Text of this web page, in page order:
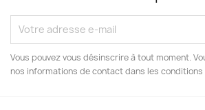
Vous pouvez vous désinscrire à tout moment.
nos informations de contact dans les